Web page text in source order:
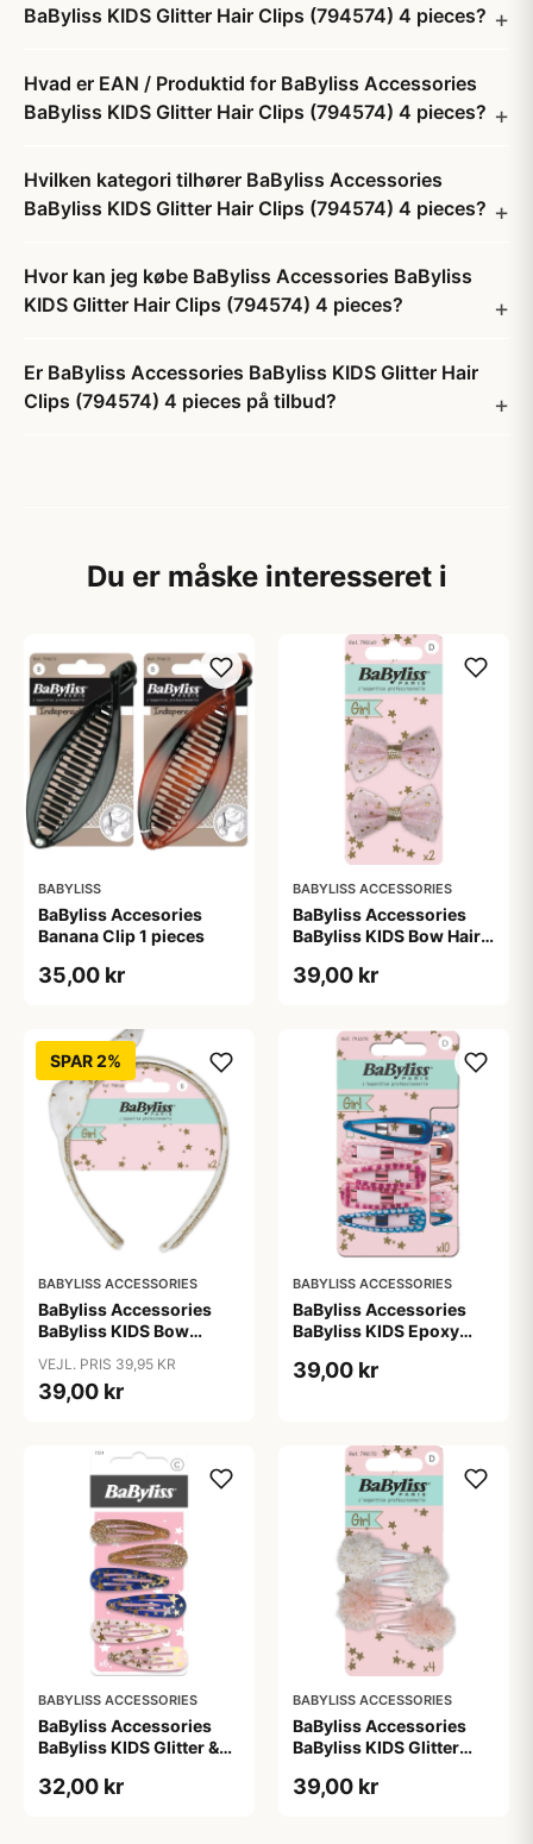
BaByliss KIDS Glitter Hair Clips (794574) 4 pieces?
Hvad er EAN / Produktid for BaByliss Accessories
BaByliss KIDS Glitter Hair Clips (794574) 4 pieces?
Hvilken kategori tilhører BaByliss Accessories
BaByliss KIDS Glitter Hair Clips (794574) 4 pieces?
Hvor kan jeg købe BaByliss Accessories BaByliss
KIDS Glitter Hair Clips (794574) 4 pieces?
Er BaByliss Accessories BaByliss KIDS Glitter Hair
Clips (794574) 4 pieces på tilbud?
Du er måske interesseret i
BABYLISS
BaByliss Accesories
Banana Clip 1 pieces
35,00 kr
BABYLISS ACCESSORIES
BaByliss Accessories
BaByliss KIDS Bow Hair
39,00 kr
SPAR 2%
BABYLISS ACCESSORIES
BaByliss Accessories
BaByliss KIDS Bow
pieces
VEJL. PRIS 39,95 KR
39,00 kr
BABYLISS ACCESSORIES
BaByliss Accessories
BaByliss KIDS Epoxy
pieces
39,00 kr
BABYLISS ACCESSORIES
BaByliss Accessories
BaByliss KIDS Glitter &
pieces
32,00 kr
BABYLISS ACCESSORIES
BaByliss Accessories
BaByliss KIDS Glitter
pieces
39,00 kr